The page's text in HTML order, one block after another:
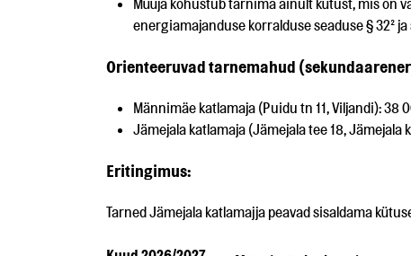
Müüja kohustub tarnima ainult kütust, mis on
energiamajanduse korralduse seaduse § 32²
Orienteeruvad tarnemahud
Männimäe katlamaja (Puidu tn 11, Viljandi): 38
Jämejala katlamaja (Jämejala tee 18, Jämejala
Eritingimus:
Tarned Jämejala katlamajja peavad sisaldama